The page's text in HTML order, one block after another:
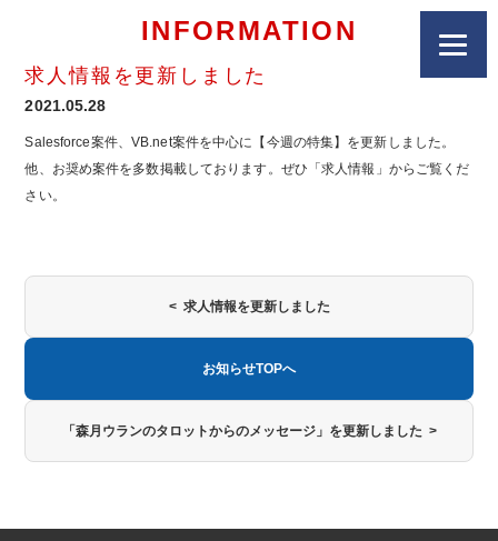
INFORMATION
求人情報を更新しました
2021.05.28
Salesforce案件、VB.net案件を中心に【今週の特集】を更新しました。
他、お奨め案件を多数掲載しております。ぜひ「求人情報」からご覧くだ
さい。
< 求人情報を更新しました
お知らせTOPへ
「森月ウランのタロットからのメッセージ」を更新しました >